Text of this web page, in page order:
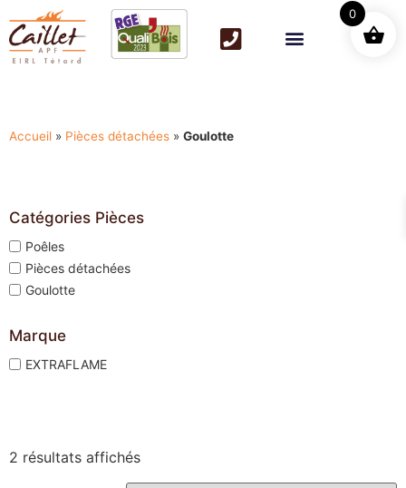
Accueil » Pièces détachées » Goulotte
Catégories Pièces
Poêles
Pièces détachées
Goulotte
Marque
EXTRAFLAME
2 résultats affichés
0